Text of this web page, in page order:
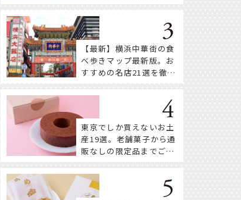
【最新】横浜中華街の食
べ歩きマップ最新版。お
すすめの名店21選を徹底
東京でしか買えないお土
産19選。老舗菓子から通
販なしの限定品までご紹